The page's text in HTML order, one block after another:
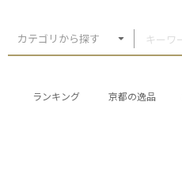
カテゴリから探す
ランキング 京都の逸品